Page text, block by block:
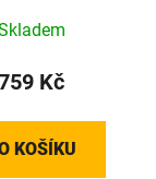
Kč
KOŠÍKU